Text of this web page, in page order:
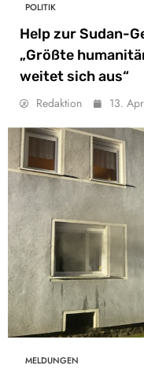
POLITIK
Help zur Sudan-
„Größte
weitet sich aus“
Redaktion 13.
MELDUNGEN